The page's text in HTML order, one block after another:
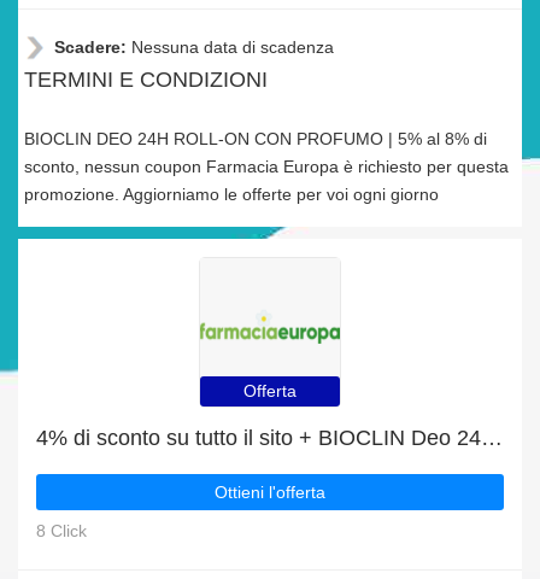
Scadere: Nessuna data di scadenza
TERMINI E CONDIZIONI
BIOCLIN DEO 24H ROLL-ON CON PROFUMO | 5% al 8% di
sconto, nessun coupon Farmacia Europa è richiesto per questa
promozione. Aggiorniamo le offerte per voi ogni giorno
Offerta
4% di sconto su tutto il sito + BIOCLIN Deo 24H Dry Spy OFS sconto
Ottieni l'offerta
8 Click